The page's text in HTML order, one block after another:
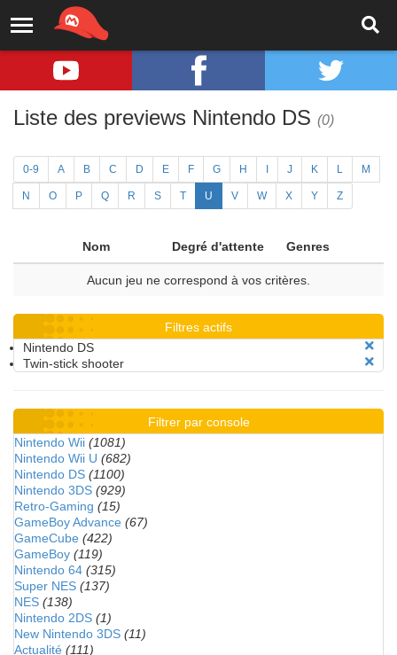
Liste des previews Nintendo DS (0)
0-9 A B C D E F G H J K L M
N O P Q R S T U V W X Y Z
Nom Degré d'attente Genres
Aucun jeu ne correspond à vos critères.
Filtres actifs
Nintendo DS
Twin-stick shooter
Filtrer par console
Nintendo Wii (1081)
Nintendo Wii U (682)
Nintendo DS (1100)
Nintendo 3DS (929)
Retro-Gaming (15)
GameBoy Advance (67)
GameCube (422)
GameBoy (119)
Nintendo 64 (315)
Super NES (137)
NES (138)
Nintendo 2DS (1)
New Nintendo 3DS (11)
Actualité (111)